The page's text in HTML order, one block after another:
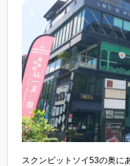
スクンビットソイ53の奥に